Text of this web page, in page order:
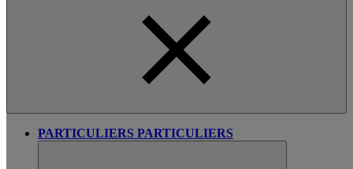
PARTICULIERS PARTICULIERS